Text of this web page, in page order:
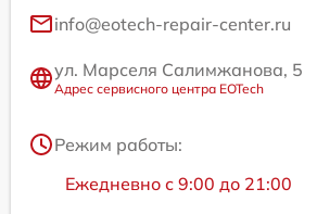
info@eotech-repair-center.ru
ул. Марселя Салимжанова, 5
Адрес сервисного центра EOTech
Режим работы:
Ежедневно с 9:00 до 21:00